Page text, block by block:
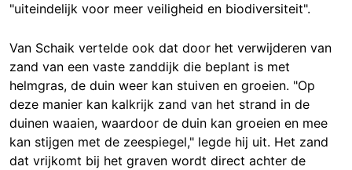
"uiteindelijk voor meer veiligheid en biodiversiteit".
Van Schaik vertelde ook dat door het verwijderen van
zand van een vaste zanddijk die beplant is met
helmgras, de duin weer kan stuiven en groeien. "Op
deze manier kan kalkrijk zand van het strand in de
duinen waaien, waardoor de duin kan groeien en mee
kan stijgen met de zeespiegel," legde hij uit. Het zand
dat vrijkomt bij het graven wordt direct achter de